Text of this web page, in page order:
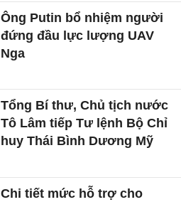
Ông Putin bổ nhiệm người
đứng đầu lực lượng UAV
Nga
Tổng Bí thư, Chủ tịch nước
Tô Lâm tiếp Tư lệnh Bộ Chỉ
huy Thái Bình Dương Mỹ
Chi tiết mức hỗ trợ cho